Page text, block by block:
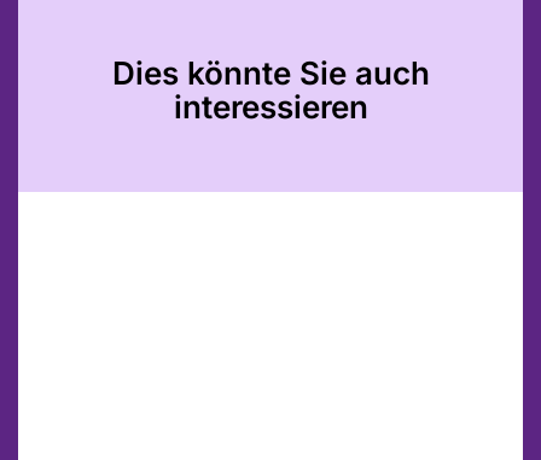
Dies könnte Sie auch
interessieren